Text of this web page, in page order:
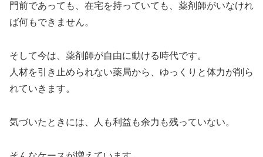
門前であっても、在宅を持っていても、薬剤師がいなけれ
ば何もできません。
そして今は、薬剤師が自由に動ける時代です。
人材を引き止められない薬局から、ゆっくりと体力が削ら
れていきます。
気づいたときには、人も利益も余力も残っていない。